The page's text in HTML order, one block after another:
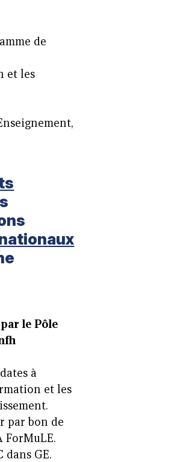
de
et les
le Pôle
à
et les
par bon de
ForMuLE.
dans GE.